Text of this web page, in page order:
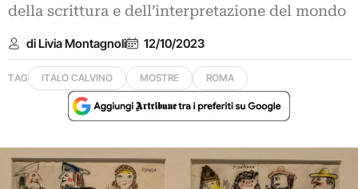
della scrittura e dell’interpretazione del mondo
di Livia Montagnoli 12/10/2023
TAG ITALO CALVINO MOSTRE ROMA